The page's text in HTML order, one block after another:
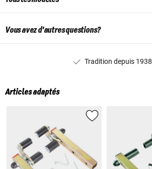
Vous avez d'autres questions?
Tradition depuis 1938
Articles adaptés